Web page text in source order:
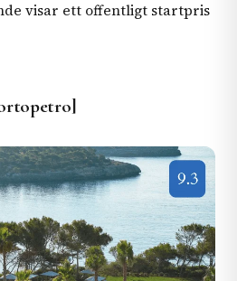
visar ett offentligt startpris